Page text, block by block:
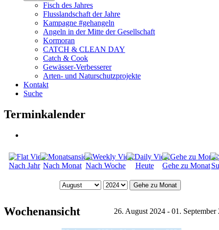
Fisch des Jahres
Flusslandschaft der Jahre
Kampagne #gehangeln
Angeln in der Mitte der Gesellschaft
Kormoran
CATCH & CLEAN DAY
Catch & Cook
Gewässer-Verbesserer
Arten- und Naturschutzprojekte
Kontakt
Suche
Terminkalender
Nach Jahr Nach Monat Nach Woche Heute Gehe zu Monat
Gehe zu Monat
Wochenansicht 26. August 2024 - 01. September